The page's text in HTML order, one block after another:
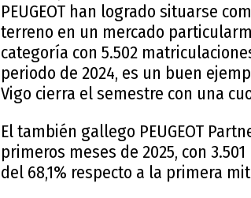
PEUGEOT han logrado situarse
terreno en un mercado
categoría con 5.502
periodo de 2024, es un buen
Vigo cierra el semestre con una
El también gallego PEUGEOT
primeros meses de 2025, con
del 68,1% respecto a la primera